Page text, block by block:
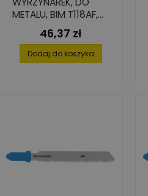
METALU, BIM T118AF,
76,5/55X1,0X7,8 (5
Cena
46,37 zł
Dodaj do koszyka